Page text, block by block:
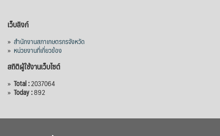
View on Facebook
เว็บลิงก์
» สำนักงานสภาเกษตรกรจังหวัด
» หน่วยงานที่เกี่ยวข้อง
สถิติผู้ใช้งานเว็บไซต์
» Total :2037064
» Today :892